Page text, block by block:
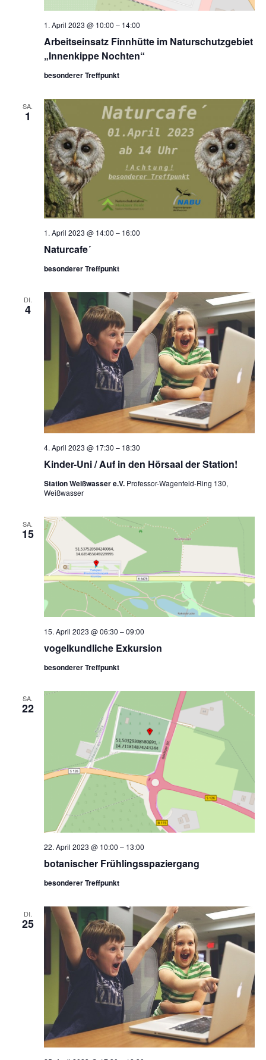
Arbeitseinsatz Finnhütte im Naturschutzgebiet
„Innenkippe Nochten“
1. April 2023 @ 10:00 – 14:00
besonderer Treffpunkt
SA.
1
Naturcafe´
1. April 2023 @ 14:00 – 16:00
besonderer Treffpunkt
DI.
4
Kinder-Uni / Auf in den Hörsaal der Station!
4. April 2023 @ 17:30 – 18:30
Station Weißwasser e.V. Professor-Wagenfeld-Ring 130,
Weißwasser
SA.
15
vogelkundliche Exkursion
15. April 2023 @ 06:30 –09:00
besonderer Treffpunkt
SA.
22
botanischer Frühlingsspaziergang
22. April 2023 @ 10:00 – 13:00
besonderer Treffpunkt
DI.
25